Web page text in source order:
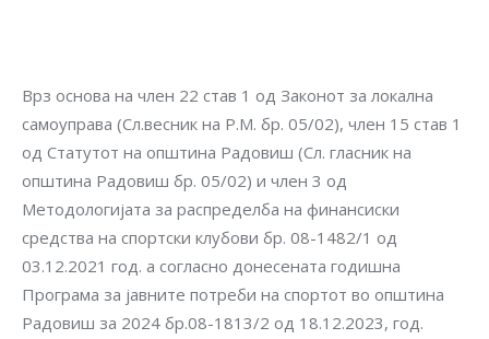
Врз основа на член 22 став 1 од Законот за локална
самоуправа (Сл.весник на Р.М. бр. 05/02), член 15 став 1
од Статутот на општина Радовиш (Сл. гласник на
општина Радовиш бр. 05/02) и член 3 од
Методологијата за распределба на финансиски
средства на спортски клубови бр. 08-1482/1 од
03.12.2021 год. а согласно донесената годишна
Програма за јавните потреби на спортот во општина
Радовиш за 2024 бр.08-1813/2 од 18.12.2023, год.